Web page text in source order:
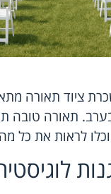
ציוד תאורה
תאורה טובה
לראות את כל